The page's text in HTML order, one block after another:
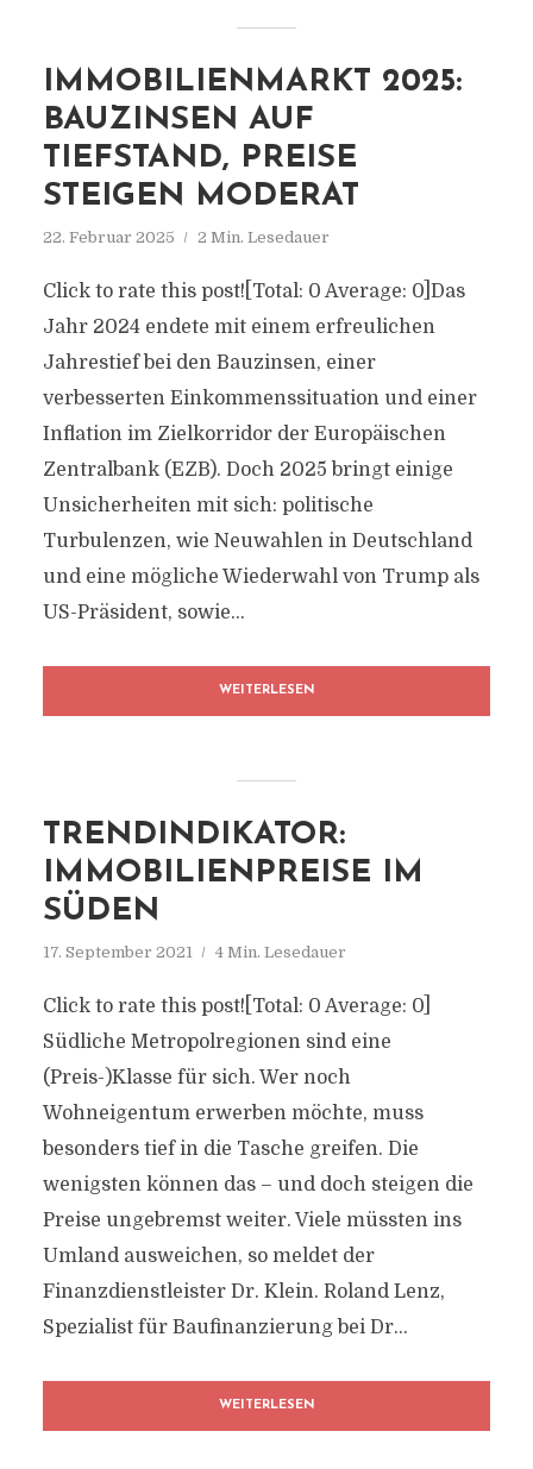
IMMOBILIENMARKT 2025:
BAUZINSEN AUF
TIEFSTAND, PREISE
STEIGEN MODERAT
22. Februar 2025 2 Min. Lesedauer
Click to rate this post![Total: 0 Average: 0]Das
Jahr 2024 endete mit einem erfreulichen
Jahrestief bei den Bauzinsen, einer
verbesserten Einkommenssituation und einer
Inflation im Zielkorridor der Europäischen
Zentralbank (EZB). Doch 2025 bringt einige
Unsicherheiten mit sich: politische
Turbulenzen, wie Neuwahlen in Deutschland
und eine mögliche Wiederwahl von Trump als
US-Präsident, sowie...
WEITERLESEN
TRENDINDIKATOR:
IMMOBILIENPREISE IM
SÜDEN
17. September 2021 4 Min. Lesedauer
Click to rate this post![Total: 0 Average: 0]
Südliche Metropolregionen sind eine
(Preis-)Klasse für sich. Wer noch
Wohneigentum erwerben möchte, muss
besonders tief in die Tasche greifen. Die
wenigsten können das – und doch steigen die
Preise ungebremst weiter. Viele müssten ins
Umland ausweichen, so meldet der
Finanzdienstleister Dr. Klein. Roland Lenz,
Spezialist für Baufinanzierung bei Dr...
WEITERLESEN